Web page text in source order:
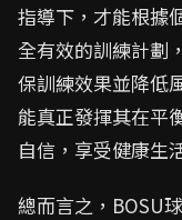
指導下，才能根據
全有效的訓練計劃
保訓練效果並降低
能真正發揮其在平
自信，享受健康生
總而言之，BOSU